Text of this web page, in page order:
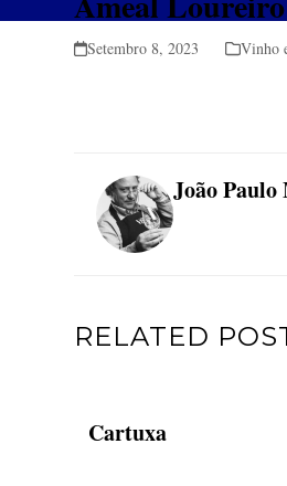
Setembro 8, 2023 Vinho
João
RELATED
Cartuxa